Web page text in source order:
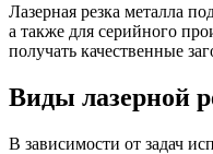
Лазерная резка металла
а также для серийного
получать качественные
Виды лазерной
В зависимости от задач